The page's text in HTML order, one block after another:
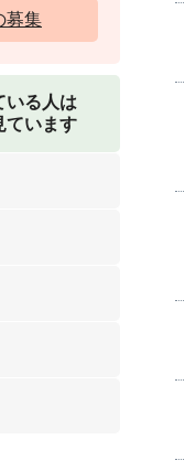
募集
いる人は
ています